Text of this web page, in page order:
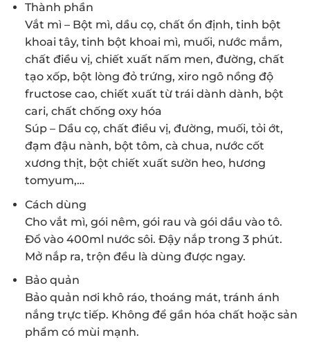
Thành phần
Vắt mì – Bột mì, dầu cọ, chất ổn định, tinh bột
khoai tây, tinh bột khoai mì, muối, nước mắm,
chất điều vị, chiết xuất nấm men, đường, chất
tạo xốp, bột lòng đỏ trứng, xiro ngô nồng độ
fructose cao, chiết xuất từ trái dành dành, bột
cari, chất chống oxy hóa
Súp – Dầu cọ, chất điều vị, đường, muối, tỏi ớt,
đạm đậu nành, bột tôm, cà chua, nước cốt
xương thịt, bột chiết xuất sườn heo, hương
tomyum,…
Cách dùng
Cho vắt mì, gói nêm, gói rau và gói dầu vào tô.
Đổ vào 400ml nước sôi. Đậy nắp trong 3 phút.
Mở nắp ra, trộn đều là dùng được ngay.
Bảo quản
Bảo quản nơi khô ráo, thoáng mát, tránh ánh
nắng trực tiếp. Không để gần hóa chất hoặc sản
phẩm có mùi mạnh.